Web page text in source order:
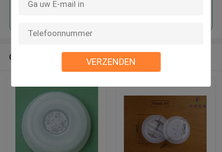
VERZENDEN
Geadviseerde Producten